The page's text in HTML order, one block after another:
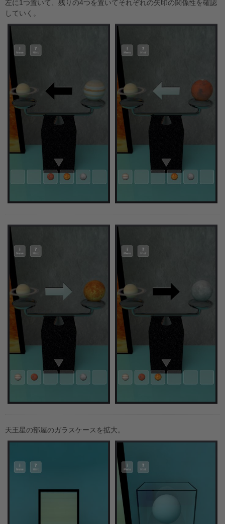
左に1つ置いて、残りの4つを置いてそれぞれの矢印の関係性を確認
していく。
天王星の部屋のガラスケースを拡大。